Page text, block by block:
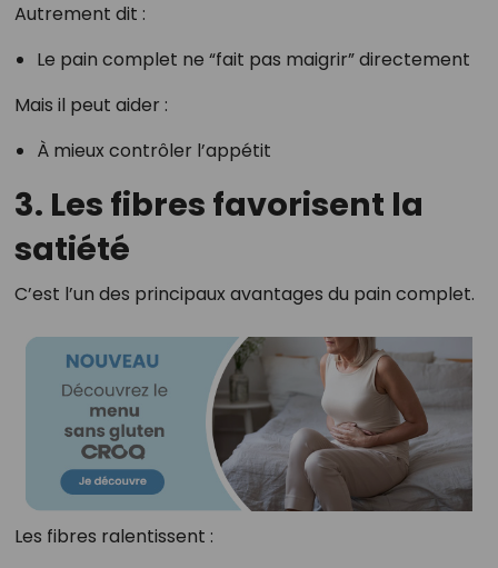
Autrement dit :
Le pain complet ne “fait pas maigrir” directement
Mais il peut aider :
À mieux contrôler l’appétit
3. Les fibres favorisent la
satiété
C’est l’un des principaux avantages du pain complet.
Les fibres ralentissent :